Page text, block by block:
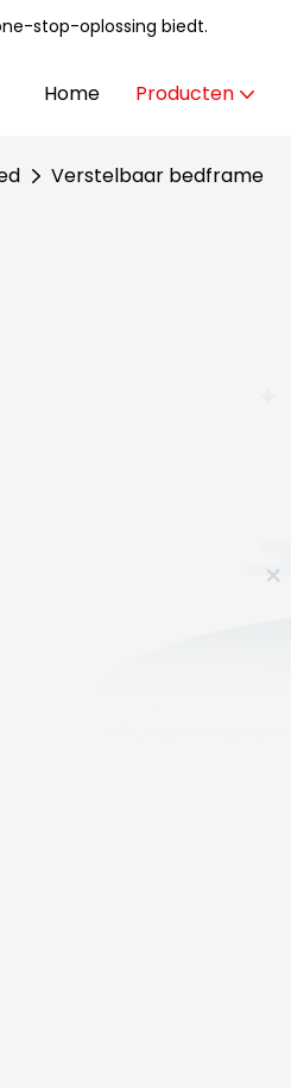
stop-oplossing biedt.
Home Producten
Verstelbaar bedframe